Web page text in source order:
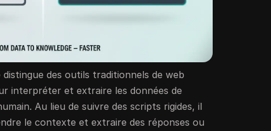
des outils traditionnels de web
interpréter et extraire les données de
Au lieu de suivre des scripts rigides, il
le contexte et extraire des réponses ou